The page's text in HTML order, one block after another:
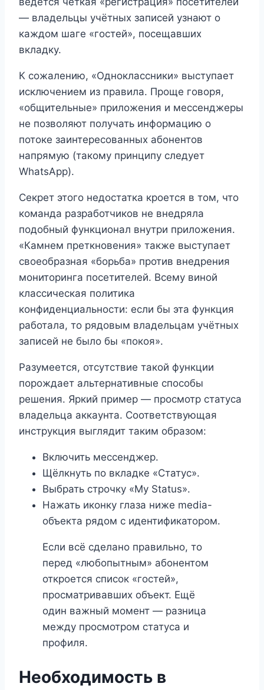
— владельцы учётных записей узнают о
каждом шаге «гостей», посещавших
вкладку.
К сожалению, «Одноклассники» выступает
исключением из правила. Проще говоря,
«общительные» приложения и мессенджеры
не позволяют получать информацию о
потоке заинтересованных абонентов
напрямую (такому принципу следует
WhatsApp).
Секрет этого недостатка кроется в том, что
команда разработчиков не внедряла
подобный функционал внутри приложения.
«Камнем преткновения» также выступает
своеобразная «борьба» против внедрения
мониторинга посетителей. Всему виной
классическая политика
конфиденциальности: если бы эта функция
работала, то рядовым владельцам учётных
записей не было бы «покоя».
Разумеется, отсутствие такой функции
порождает альтернативные способы
решения. Яркий пример — просмотр статуса
владельца аккаунта. Соответствующая
инструкция выглядит таким образом:
Включить мессенджер.
Щёлкнуть по вкладке «Статус».
Выбрать строчку «My Status».
Нажать иконку глаза ниже media-
объекта рядом с идентификатором.
Если всё сделано правильно, то
перед «любопытным» абонентом
откроется список «гостей»,
просматривавших объект. Ещё
один важный момент — разница
между просмотром статуса и
профиля.
Необходимость в